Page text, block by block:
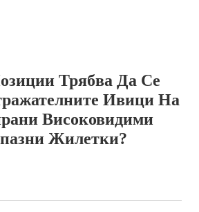
Трябва Да Се
Ивици На
Високовидими
Жилетки?